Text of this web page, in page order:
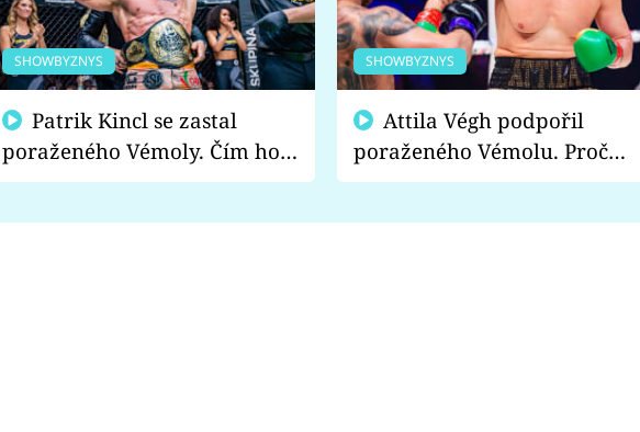
SHOWBYZNYS
poraženého Vémoly. Čím ho
fanoušci naštvali?
SHOWBYZNYS
poraženého Vémolu. Proč
chce raději zápasit s ním než